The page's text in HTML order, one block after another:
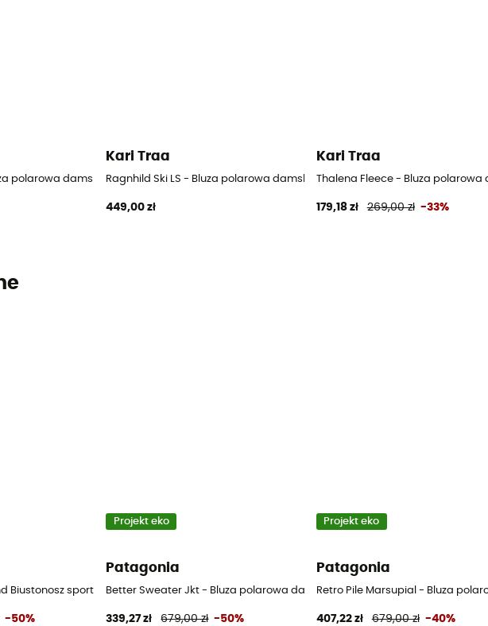
polarowa damska
Kari Traa
Ragnhild Ski LS - Bluza polarowa damska
449,00 zł
Kari Traa
Thalena Fleece - Bluza polarowa
179,18 zł 269,00 zł -33%
Biustonosz sportowy - Niebieski - 90C High Support
-50%
Projekt eko
Patagonia
Better Sweater Jkt - Bluza polarowa damska
339,27 zł 679,00 zł -50%
Projekt eko
Patagonia
Retro Pile Marsupial - Bluza
407,22 zł 679,00 zł -40%